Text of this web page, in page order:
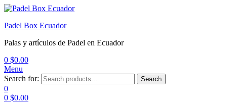
Padel Box Ecuador
Palas y artículos de Padel en Ecuador
0 $0.00
Menu
Search for:
Search
0
0 $0.00